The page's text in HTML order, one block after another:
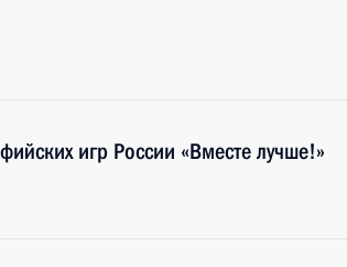
игр России «Вместе лучше!»